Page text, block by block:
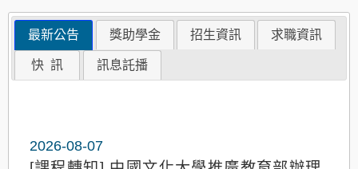
最新公告 獎助學金 招生資訊 求職資訊
快 訊 訊息託播
2026-08-07